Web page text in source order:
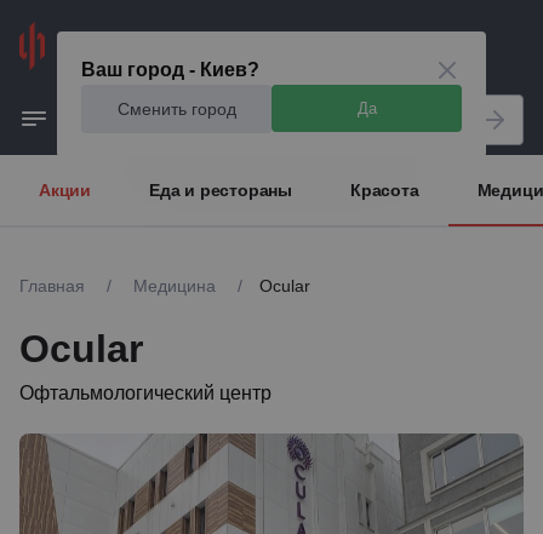
Ваш город - Киев?
Сменить город Да
Акции Еда и рестораны Красота
Главная / Медицина / Ocular
Ocular
Офтальмологический центр